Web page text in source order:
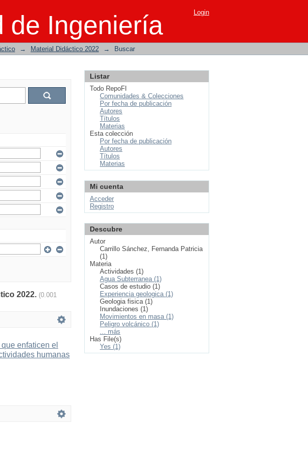
de Ingeniería Login
→ Material Didáctico 2022 → Buscar
2022. (0.001
enfaticen el
humanas
Listar
Todo RepoFI
Comunidades & Colecciones
Por fecha de publicación
Autores
Títulos
Materias
Esta colección
Por fecha de publicación
Autores
Títulos
Materias
Mi cuenta
Acceder
Registro
Descubre
Autor
Carrillo Sánchez, Fernanda Patricia
(1)
Materia
Actividades (1)
Agua Subterranea (1)
Casos de estudio (1)
Experiencia geologica (1)
Geologia fisica (1)
Inundaciones (1)
Movimientos en masa (1)
Peligro volcánico (1)
... más
Has File(s)
Yes (1)